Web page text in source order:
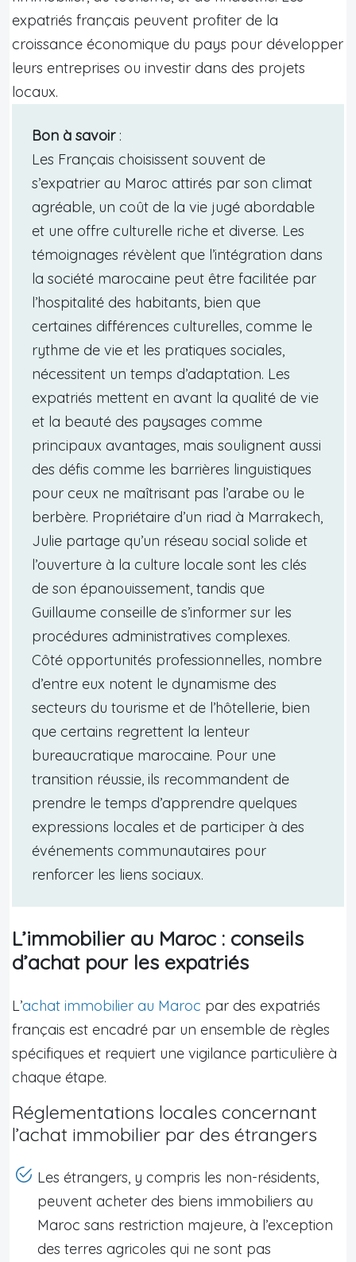
expatriés français peuvent profiter de la
croissance économique du pays pour développer
leurs entreprises ou investir dans des projets
locaux.
Bon à savoir:
Les Français choisissent souvent de
s’expatrier au Maroc attirés par son climat
agréable, un coût de la vie jugé abordable
et une offre culturelle riche et diverse. Les
témoignages révèlent que l’intégration dans
la société marocaine peut être facilitée par
l’hospitalité des habitants, bien que
certaines différences culturelles, comme le
rythme de vie et les pratiques sociales,
nécessitent un temps d’adaptation. Les
expatriés mettent en avant la qualité de vie
et la beauté des paysages comme
principaux avantages, mais soulignent aussi
des défis comme les barrières linguistiques
pour ceux ne maîtrisant pas l’arabe ou le
berbère. Propriétaire d’un riad à Marrakech,
Julie partage qu’un réseau social solide et
l’ouverture à la culture locale sont les clés
de son épanouissement, tandis que
Guillaume conseille de s’informer sur les
procédures administratives complexes.
Côté opportunités professionnelles, nombre
d’entre eux notent le dynamisme des
secteurs du tourisme et de l’hôtellerie, bien
que certains regrettent la lenteur
bureaucratique marocaine. Pour une
transition réussie, ils recommandent de
prendre le temps d’apprendre quelques
expressions locales et de participer à des
événements communautaires pour
renforcer les liens sociaux.
L’immobilier au Maroc : conseils
d’achat pour les expatriés
L’achat immobilier au Maroc par des expatriés
français est encadré par un ensemble de règles
spécifiques et requiert une vigilance particulière à
chaque étape.
Réglementations locales concernant
l’achat immobilier par des étrangers
Les étrangers, y compris les non-résidents,
peuvent acheter des biens immobiliers au
Maroc sans restriction majeure, à l’exception
des terres agricoles qui ne sont pas